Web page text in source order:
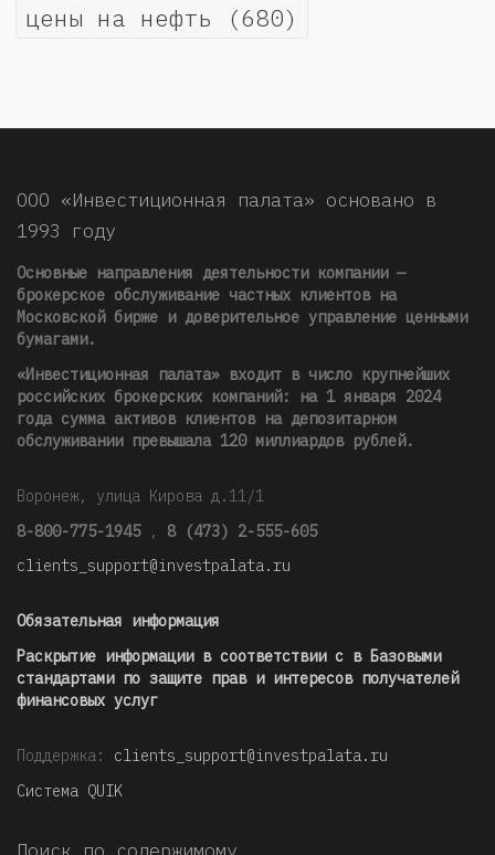
цены на нефть (680)
ООО «Инвестиционная палата» основано в
1993 году
Основные направления деятельности компании —
брокерское обслуживание частных клиентов на
Московской бирже и доверительное управление ценными
бумагами.
«Инвестиционная палата» входит в число крупнейших
российских брокерских компаний: на 1 января 2024
года сумма активов клиентов на депозитарном
обслуживании превышала 120 миллиардов рублей.
Воронеж, улица Кирова д.11/1
8-800-775-1945 , 8 (473) 2-555-605
clients_support@investpalata.ru
Обязательная информация
Раскрытие информации в соответствии с в Базовыми
стандартами по защите прав и интересов получателей
финансовых услуг
Поддержка: clients_support@investpalata.ru
Система QUIK